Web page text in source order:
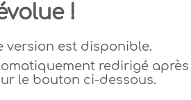
!
version est disponible.
redirigé après
le bouton ci-dessous.